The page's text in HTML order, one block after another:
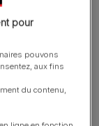
du souci,
pour
pouvons
aux fins
du contenu,